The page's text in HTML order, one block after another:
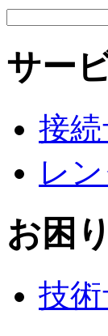
サー
接
レ
お困
技